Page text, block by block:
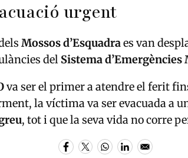
urgent
Mossos d’Esquadraes van
del Sistema d’Emergències
va ser el primer a atendre el ferit
la víctima va ser evacuada a
, tot i que la seva vida no corre